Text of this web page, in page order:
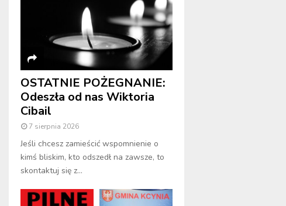
OSTATNIE POŻEGNANIE:
Odeszła od nas Wiktoria
Cibail
7 sierpnia 2026
Jeśli chcesz zamieścić wspomnienie o
kimś bliskim, kto odszedł na zawsze, to
skontaktuj się z...